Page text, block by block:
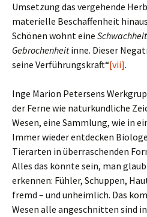
Umsetzung das vergehende
materielle Beschaffenheit
Schönen wohnt eine Schwachheit
Gebrochenheitinne. Dieser
seine Verführungskraft“[vii].
Inge Marion Petersens
der Ferne wie naturkundliche
Wesen, eine Sammlung, wie in
Immer wieder entdecken
Tierarten in überraschenden
Alles das könnte sein, man
erkennen: Fühler, Schuppen,
fremd – und unheimlich. Das
Wesen alle angeschnitten sind